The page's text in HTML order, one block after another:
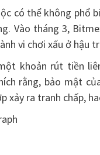
có thể không phổ
Vào tháng 3,
vi chơi xấu ở hậu
khoản rút tiền
rằng, bảo mật
xảy ra tranh chấp,